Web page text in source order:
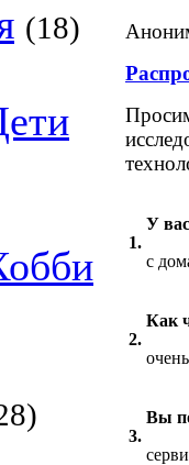
(18)
1.
У
с
2.
Как
3.
Вы